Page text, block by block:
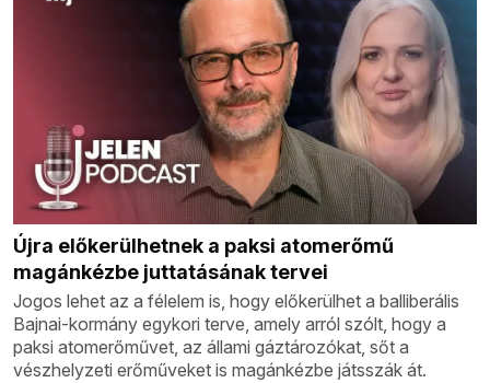
Újra előkerülhetnek a paksi atomerőmű
magánkézbe juttatásának tervei
Jogos lehet az a félelem is, hogy előkerülhet a balliberális
Bajnai-kormány egykori terve, amely arról szólt, hogy a
paksi atomerőművet, az állami gáztározókat, sőt a
vészhelyzeti erőműveket is magánkézbe játsszák át.